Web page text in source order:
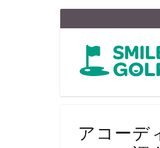
アコーデ